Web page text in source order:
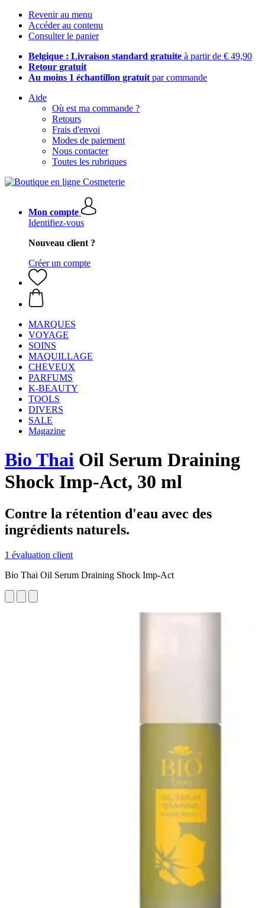
Revenir au menu
Accéder au contenu
Consulter le panier
Belgique : Livraison standard gratuite à partir de € 49,90
Retour gratuit
Au moins 1 échantillon gratuit par commande
Aide
Où est ma commande ?
Retours
Frais d'envoi
Modes de paiement
Nous contacter
Toutes les rubriques
Mon compte
Identifiez-vous
Nouveau client ?
Créer un compte
MARQUES
VOYAGE
SOINS
MAQUILLAGE
CHEVEUX
PARFUMS
K-BEAUTY
TOOLS
DIVERS
SALE
Magazine
Bio Thai Oil Serum Draining
Shock Imp-Act, 30 ml
Contre la rétention d'eau avec des
ingrédients naturels.
1 évaluation client
Bio Thai Oil Serum Draining Shock Imp-Act